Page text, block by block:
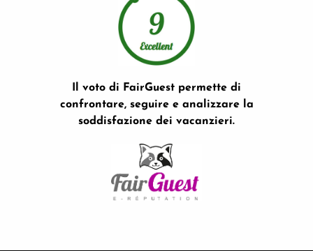
Il voto di FairGuest permette di
confrontare, seguire e analizzare la
soddisfazione dei vacanzieri.